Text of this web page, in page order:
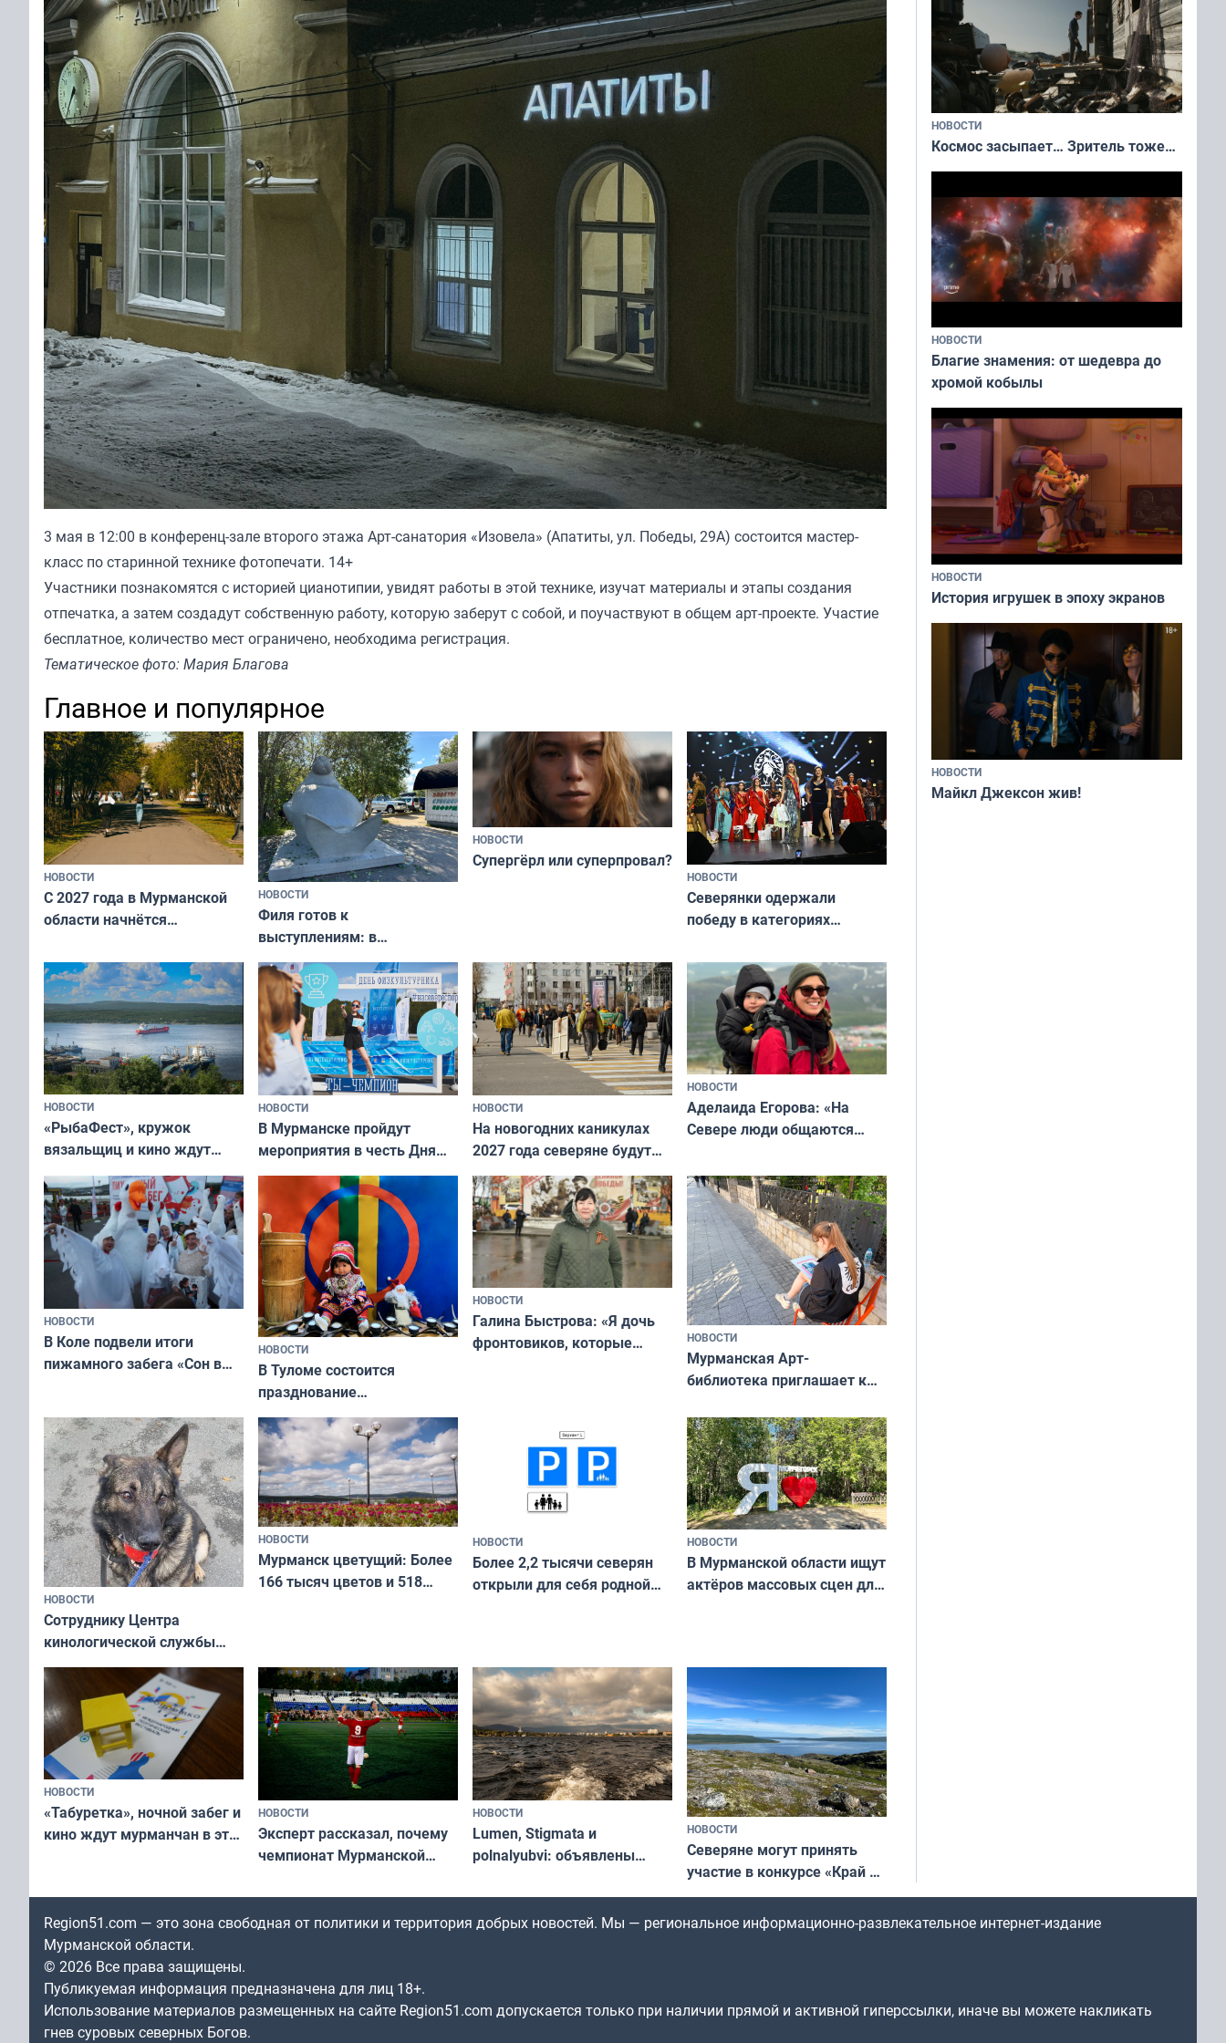
3 мая в 12:00 в конференц-зале второго этажа Арт-санатория «Изовела» (Апатиты, ул. Победы, 29А) состоится мастер-
класс по старинной технике фотопечати. 14+
Участники познакомятся с историей цианотипии, увидят работы в этой технике, изучат материалы и этапы создания
отпечатка, а затем создадут собственную работу, которую заберут с собой, и поучаствуют в общем арт-проекте. Участие
бесплатное, количество мест ограничено, необходима регистрация.
Тематическое фото: Мария Благова
Главное и популярное
НОВОСТИ
С 2027 года в Мурманской
области начнётся
подростков от ВПЧ
НОВОСТИ
Филя готов к
выступлениям: в
мурманском океанариуме
рассказали о состоянии
тюленей
НОВОСТИ
Супергёрл или суперпровал?
НОВОСТИ
Северянки одержали
победу в категориях
«Мисс и Миссис Великая
Русь»
НОВОСТИ
«РыбаФест», кружок
вязальщиц и кино ждут
мурманчан в эти выходные
НОВОСТИ
В Мурманске пройдут
мероприятия в честь Дня
физкультурника
НОВОСТИ
На новогодних каникулах
2027 года северяне будут
отдыхать 11 дней
НОВОСТИ
Аделаида Егорова: «На
Севере люди общаются
а потому что
ты им интересен»
НОВОСТИ
В Коле подвели итоги
пижамного забега «Сон в
НОВОСТИ
В Туломе состоится
празднование
Международного дня
коренных народов мира
НОВОСТИ
Галина Быстрова: «Я дочь
фронтовиков, которые
НОВОСТИ
Мурманская Арт-
библиотека приглашает к
и фотографов
НОВОСТИ
Сотруднику Центра
кинологической службы
ищут новый дом
НОВОСТИ
Мурманск цветущий: Более
166 тысяч цветов и 518
НОВОСТИ
Более 2,2 тысячи северян
открыли для себя родной
НОВОСТИ
В Мурманской области ищут
актёров массовых сцен для
НОВОСТИ
«Табуретка», ночной забег и
кино ждут мурманчан в эти
НОВОСТИ
Эксперт рассказал, почему
чемпионат Мурманской
незамеченным
НОВОСТИ
Lumen, Stigmata и
polnalyubvi: объявлены
«Имандра» в 2026 года
НОВОСТИ
Северяне могут принять
участие в конкурсе «Край у
северной границы: фотогид
по Печенгскому округу»
НОВОСТИ
Космос засыпает… Зритель тоже…
НОВОСТИ
Благие знамения: от шедевра до
хромой кобылы
НОВОСТИ
История игрушек в эпоху экранов
НОВОСТИ
Майкл Джексон жив!
Region51.com — это зона свободная от политики и территория добрых новостей. Мы — региональное информационно-развлекательное интернет-издание
Мурманской области.
© 2026 Все права защищены.
Публикуемая информация предназначена для лиц 18+.
Использование материалов размещенных на сайте Region51.com допускается только при наличии прямой и активной гиперссылки, иначе вы можете накликать
гнев суровых северных Богов.